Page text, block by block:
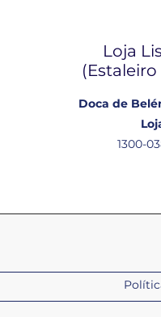
Loja
Doca de
1300-